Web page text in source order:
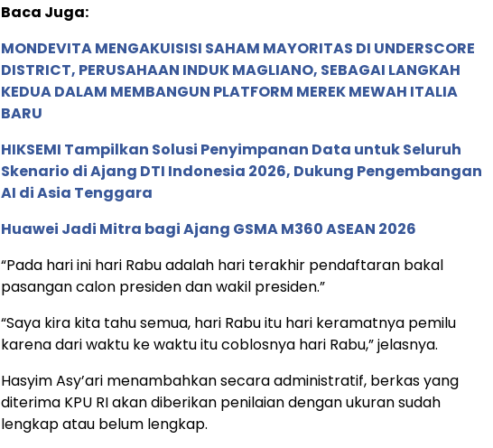
Baca Juga:
MONDEVITA MENGAKUISISI SAHAM MAYORITAS DI UNDERSCORE
DISTRICT, PERUSAHAAN INDUK MAGLIANO, SEBAGAI LANGKAH
KEDUA DALAM MEMBANGUN PLATFORM MEREK MEWAH ITALIA
BARU
HIKSEMI Tampilkan Solusi Penyimpanan Data untuk Seluruh
Skenario di Ajang DTI Indonesia 2026, Dukung Pengembangan
AI di Asia Tenggara
Huawei Jadi Mitra bagi Ajang GSMA M360 ASEAN 2026
“Pada hari ini hari Rabu adalah hari terakhir pendaftaran bakal
pasangan calon presiden dan wakil presiden.”
“Saya kira kita tahu semua, hari Rabu itu hari keramatnya pemilu
karena dari waktu ke waktu itu coblosnya hari Rabu,” jelasnya.
Hasyim Asy’ari menambahkan secara administratif, berkas yang
diterima KPU RI akan diberikan penilaian dengan ukuran sudah
lengkap atau belum lengkap.